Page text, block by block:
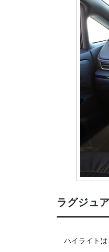
ラグジュ
ハイライトは